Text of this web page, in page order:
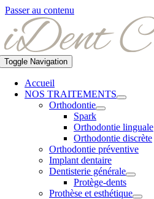
Passer au contenu
Toggle Navigation
Accueil
NOS TRAITEMENTS
Orthodontie
Spark
Orthodontie linguale
Orthodontie discrète
Orthodontie préventive
Implant dentaire
Dentisterie générale
Protège-dents
Prothèse et esthétique